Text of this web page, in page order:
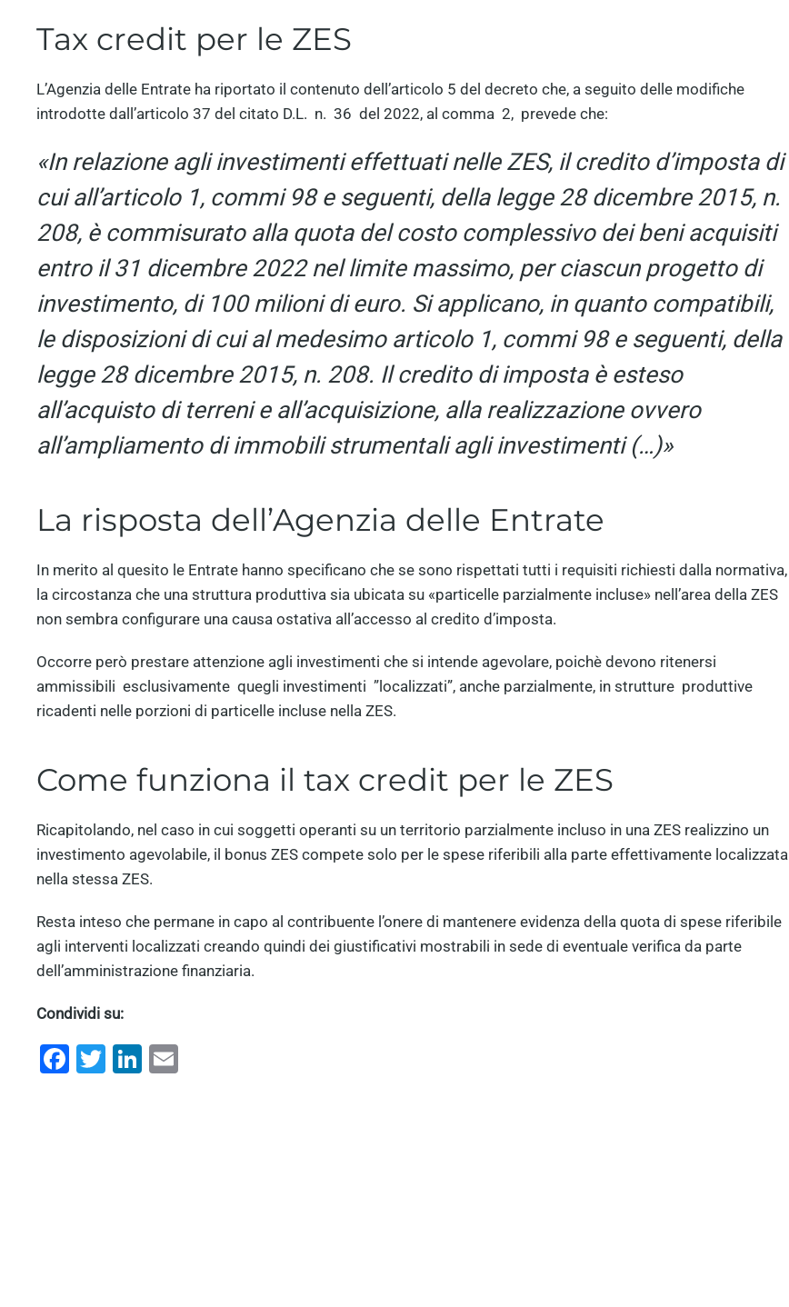
Tax credit per le ZES
L’Agenzia delle Entrate ha riportato il contenuto dell’articolo 5 del decreto che, a seguito delle modifiche
introdotte dall’articolo 37 del citato D.L. n. 36 del 2022, al comma 2, prevede che:
«In relazione agli investimenti effettuati nelle ZES, il credito d’imposta di
cui all’articolo 1, commi 98 e seguenti, della legge 28 dicembre 2015, n.
208, è commisurato alla quota del costo complessivo dei beni acquisiti
entro il 31 dicembre 2022 nel limite massimo, per ciascun progetto di
investimento, di 100 milioni di euro. Si applicano, in quanto compatibili,
le disposizioni di cui al medesimo articolo 1, commi 98 e seguenti, della
legge 28 dicembre 2015, n. 208. Il credito di imposta è esteso
all’acquisto di terreni e all’acquisizione, alla realizzazione ovvero
all’ampliamento di immobili strumentali agli investimenti (…)»
La risposta dell’Agenzia delle Entrate
In merito al quesito le Entrate hanno specificano che se sono rispettati tutti i requisiti richiesti dalla normativa,
la circostanza che una struttura produttiva sia ubicata su «particelle parzialmente incluse» nell’area della ZES
non sembra configurare una causa ostativa all’accesso al credito d’imposta.
Occorre però prestare attenzione agli investimenti che si intende agevolare, poichè devono ritenersi
ammissibili esclusivamente quegli investimenti ”localizzati”, anche parzialmente, in strutture produttive
ricadenti nelle porzioni di particelle incluse nella ZES.
Come funziona il tax credit per le ZES
Ricapitolando, nel caso in cui soggetti operanti su un territorio parzialmente incluso in una ZES realizzino un
investimento agevolabile, il bonus ZES compete solo per le spese riferibili alla parte effettivamente localizzata
nella stessa ZES.
Resta inteso che permane in capo al contribuente l’onere di mantenere evidenza della quota di spese riferibile
agli interventi localizzati creando quindi dei giustificativi mostrabili in sede di eventuale verifica da parte
dell’amministrazione finanziaria.
Condividi su:
Facebook
TwitterLinkedIn